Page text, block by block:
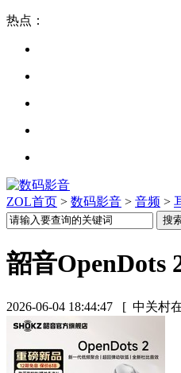
热点：
ZOL首页 > 数码影音 > 音频 >
韶音OpenDots
2026-06-04 18:44:47 [ 中关村